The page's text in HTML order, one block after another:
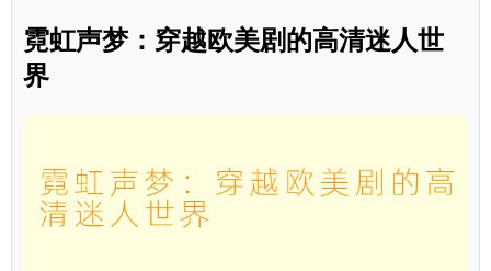
霓虹声梦：穿越欧美剧的高清迷人世
界